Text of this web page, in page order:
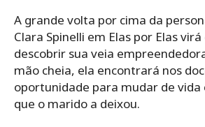
A grande volta por cima da
Clara Spinelli em Elas por Elas
descobrir sua veia
mão cheia, ela encontrará nos
oportunidade para mudar de vida
que o marido a deixou.